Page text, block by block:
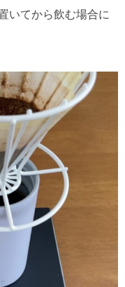
いてから飲む場合に